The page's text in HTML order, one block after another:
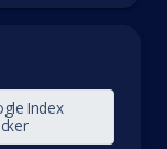
Index